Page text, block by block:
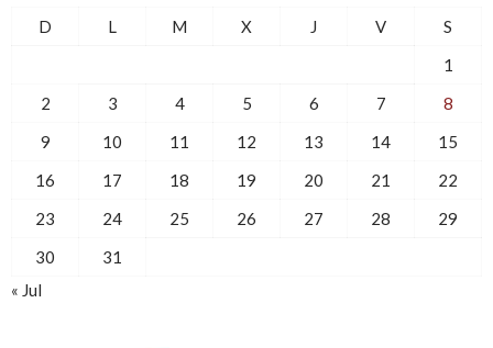
D L M X J V
S
1
2
3 4 5 6 7
8
9
10 11 12 13 14
15
16
17 18 19 20 21
22
23
24 25 26 27 28
29
30
31
« Jul